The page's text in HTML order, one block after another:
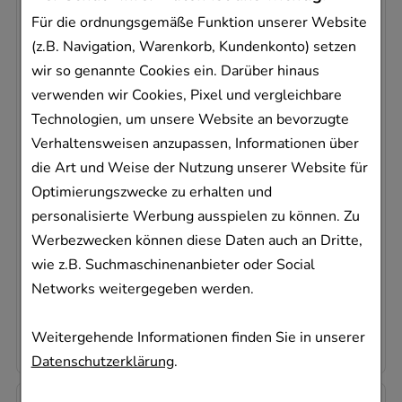
Für die ordnungsgemäße Funktion unserer Website
(z.B. Navigation, Warenkorb, Kundenkonto) setzen
wir so genannte Cookies ein. Darüber hinaus
verwenden wir Cookies, Pixel und vergleichbare
Technologien, um unsere Website an bevorzugte
Verhaltensweisen anzupassen, Informationen über
die Art und Weise der Nutzung unserer Website für
Optimierungszwecke zu erhalten und
personalisierte Werbung ausspielen zu können. Zu
Werbezwecken können diese Daten auch an Dritte,
wie z.B. Suchmaschinenanbieter oder Social
Networks weitergegeben werden.
Weitergehende Informationen finden Sie in unserer
Datenschutzerklärung.
CANIFUG Lösung 1%
Dr. August Wolff GmbH & Co. KG Arzneimittel
30ml
Lösung
08622847
Sofort lieferbar
4,83 €¹
AVP: 7,46 €²